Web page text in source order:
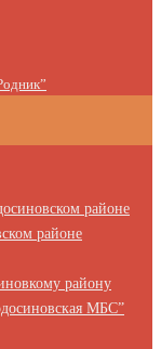
районе
районе
району
МБС”